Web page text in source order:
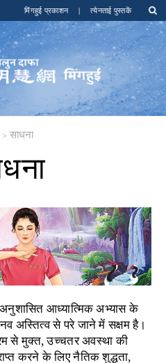
मिंगहुई प्रकाशन | त्येनताई पुस्तकें
> साधना
अनुशासित आध्यात्मिक अभ्यास के
अस्तित्व से परे जाने में सक्षम है।
से मुक्त, उच्चतर अवस्था की
करने के लिए नैतिक शुद्धता,